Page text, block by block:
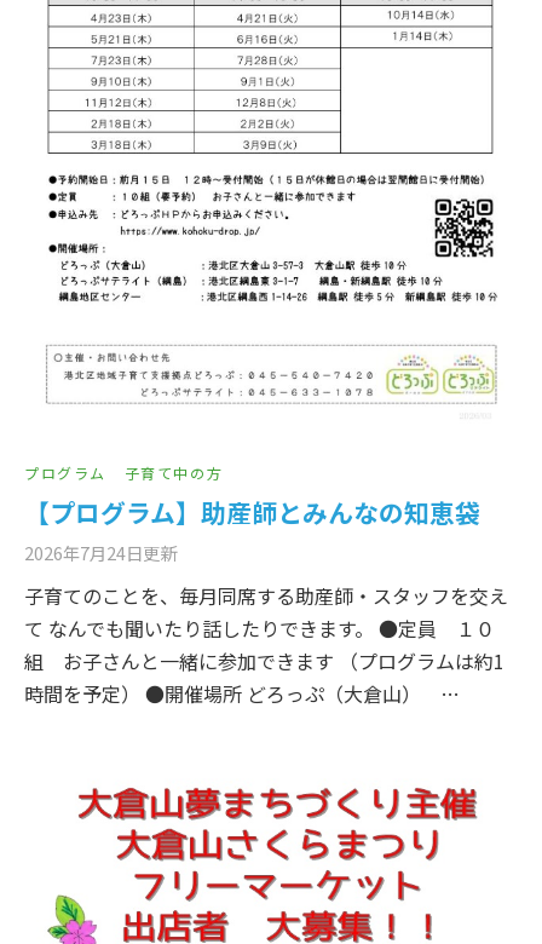
プログラム 子育て中の方
【プログラム】助産師とみんなの知恵袋
2026年7月24日更新
子育てのことを、毎月同席する助産師・スタッフを交え
て なんでも聞いたり話したりできます。 ●定員 １０
組 お子さんと一緒に参加できます （プログラムは約1
時間を予定） ●開催場所 どろっぷ（大倉山） …